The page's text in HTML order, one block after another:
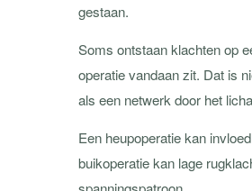
gestaan.
Soms ontstaan klachten op
operatie vandaan zit. Dat is
als een netwerk door het
Een heupoperatie kan
buikoperatie kan lage